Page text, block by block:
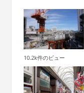
10.2k件のビュー